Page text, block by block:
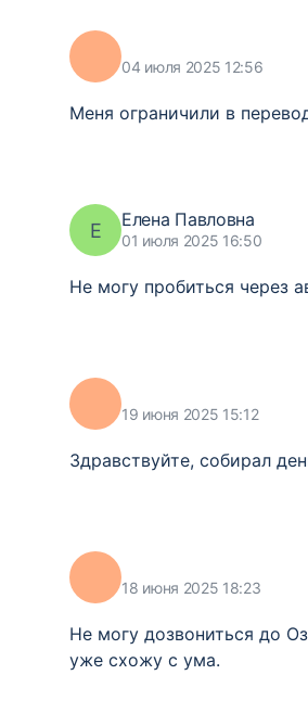
04 июля 2025 12:56
Меня ограничили в
Е Елена Павловна
01 июля 2025 16:50
Не могу пробиться через
19 июня 2025 15:12
Здравствуйте, собирал
18 июня 2025 18:23
Не могу дозвониться до
уже схожу с ума.